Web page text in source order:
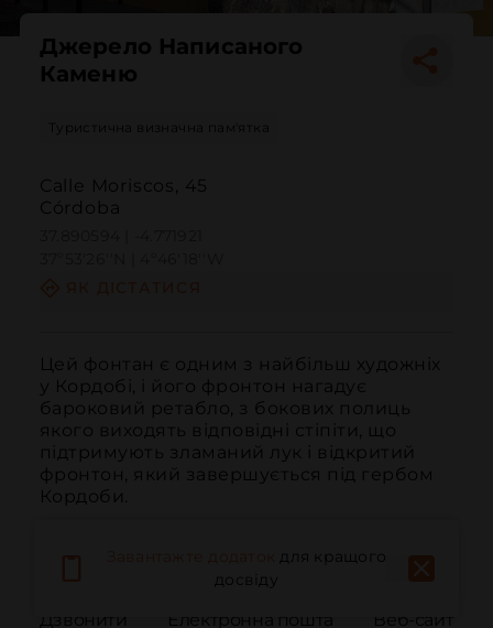
Джерело Написаного
Каменю
Туристична визначна пам'ятка
Calle Moriscos, 45
Córdoba
Цей фонтан є одним з найбільш художніх
у Кордобі, і його фронтон нагадує
бароковий ретабло, з бокових полиць
якого виходять відповідні стіпіти, що
підтримують зламаний лук і відкритий
фронтон, який завершується під гербом
Кордоби.
Дзвонити Електронна пошта Веб-сайт
для кращого
досвіду